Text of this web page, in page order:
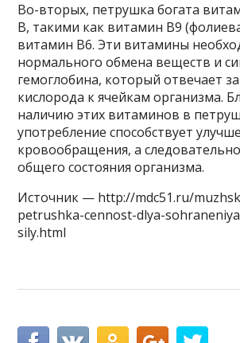
Во-вторых, петрушка богата
B, такими как витамин B9
витамин B6. Эти витамины
нормального обмена веществ и
гемоглобина, который отвечает
кислорода к ячейкам организма.
наличию этих витаминов в
употребление способствует
кровообращения, а
общего состояния организма.
Источник — http://mdc51.ru/
petrushka-cennost-dlya-
sily.html